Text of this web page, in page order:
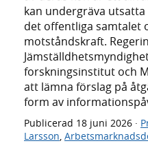
kan undergräva
det offentliga samtalet
motståndskraft.
forskningsinstitut och
att lämna förslag på
form av
Publicerad 18 juni 2026 ·
Larsson,